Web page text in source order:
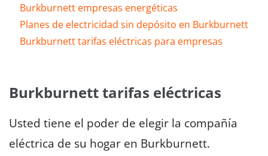
Burkburnett empresas energéticas
Planes de electricidad sin depósito en Burkburnett
Burkburnett tarifas eléctricas para empresas
Burkburnett tarifas eléctricas
Usted tiene el poder de elegir la compañía
eléctrica de su hogar en Burkburnett.